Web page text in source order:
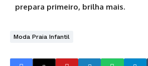
prepara primeiro, brilha mais.
Moda Praia Infantil